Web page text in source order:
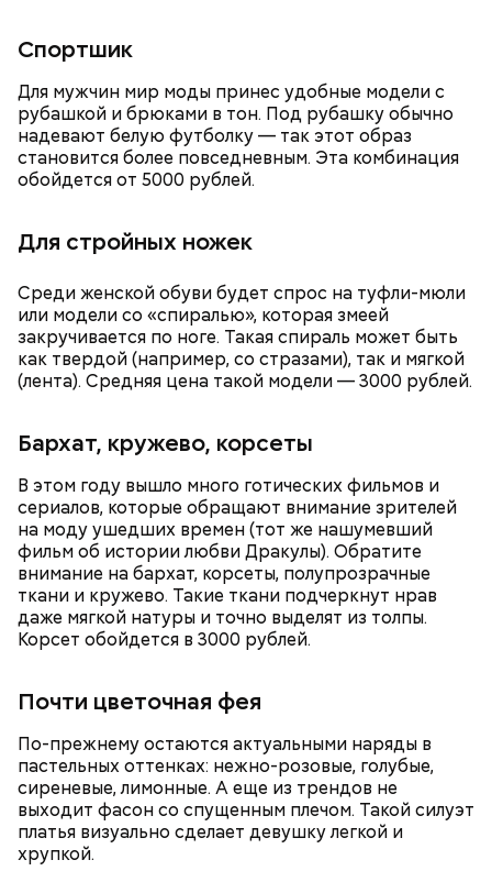
Спортшик
Для мужчин мир моды принес удобные модели с
рубашкой и брюками в тон. Под рубашку обычно
надевают белую футболку — так этот образ
становится более повседневным. Эта комбинация
обойдется от 5000 рублей.
Для стройных ножек
Среди женской обуви будет спрос на туфли-мюли
или модели со «спиралью», которая змеей
закручивается по ноге. Такая спираль может быть
как твердой (например, со стразами), так и мягкой
(лента). Средняя цена такой модели — 3000 рублей.
Бархат, кружево, корсеты
В этом году вышло много готических фильмов и
сериалов, которые обращают внимание зрителей
на моду ушедших времен (тот же нашумевший
фильм об истории любви Дракулы). Обратите
внимание на бархат, корсеты, полупрозрачные
ткани и кружево. Такие ткани подчеркнут нрав
даже мягкой натуры и точно выделят из толпы.
Корсет обойдется в 3000 рублей.
Почти цветочная фея
По-прежнему остаются актуальными наряды в
пастельных оттенках: нежно-розовые, голубые,
сиреневые, лимонные. А еще из трендов не
выходит фасон со спущенным плечом. Такой силуэт
платья визуально сделает девушку легкой и
хрупкой.
лук;
соль, перец по вкусу;
свежий базилик;
сливки жирностью 20 процентов.
— Курица сначала обжаривается с небольшим
количеством масла и лука на сковороде. Затем ее
нужно отправить в глубокий противень. Сверху
кладем кабачки, нарезанные крупным кубиком, —
порекомендовал собеседник «ВМ».
— Она должна приятно пахнуть. Если дыня не
пахнет, значит, ее созревание ускорили или
сорвали недозревшей. Она может быть мягкой, но
будет безвкусной.
дыню с вмятиной или перележавшую в магазине
долгое время: